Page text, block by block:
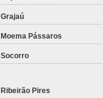
Grajaú
Moema Pássaros
Socorro
Ribeirão Pires